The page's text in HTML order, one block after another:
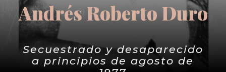
Andrés Roberto Duro
Secuestrado y desaparecido
a principios de agosto de